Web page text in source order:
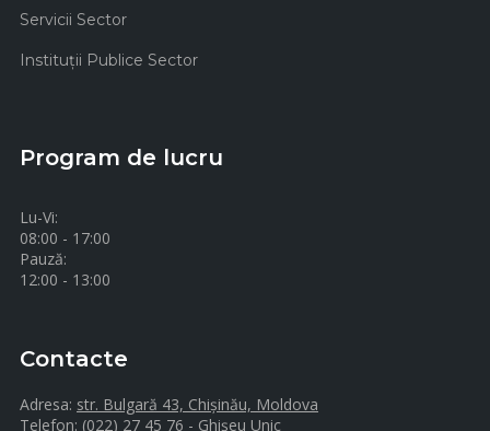
Servicii Sector
Instituţii Publice Sector
Program de lucru
Lu-Vi:
08:00 - 17:00
Pauză:
12:00 - 13:00
Contacte
Adresa: str. Bulgară 43, Chișinău, Moldova
Telefon: (022) 27 45 76 - Ghișeu Unic